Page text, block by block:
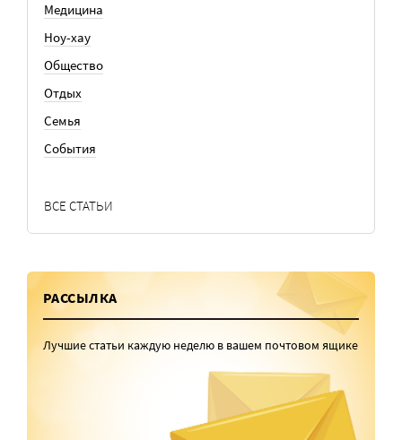
Медицина
Ноу-хау
Общество
Отдых
Семья
События
ВСЕ СТАТЬИ
РАССЫЛКА
Лучшие статьи каждую неделю в вашем почтовом ящике